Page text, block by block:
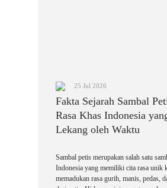
25 Jul 2026
Fakta Sejarah Sambal
Rasa Khas Indonesia
Lekang oleh Waktu
Sambal petis merupakan salah satu
Indonesia yang memiliki cita rasa unik
memadukan rasa gurih, manis, pedas,